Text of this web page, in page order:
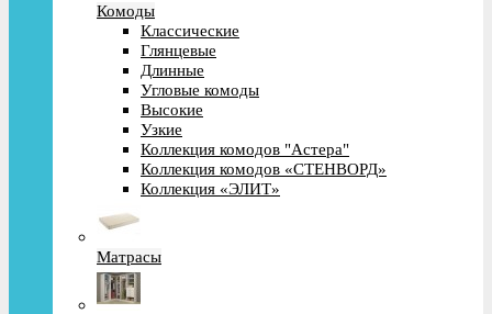
Комоды
Классические
Глянцевые
Длинные
Угловые комоды
Высокие
Узкие
Коллекция комодов "Астера"
Коллекция комодов «СТЕНВОРД»
Коллекция «ЭЛИТ»
Матрасы